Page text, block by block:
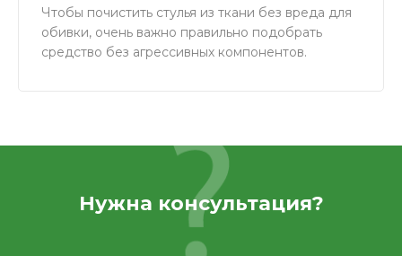
Чтобы почистить стулья из ткани без вреда для
обивки, очень важно правильно подобрать
средство без агрессивных компонентов.
Нужна консультация?